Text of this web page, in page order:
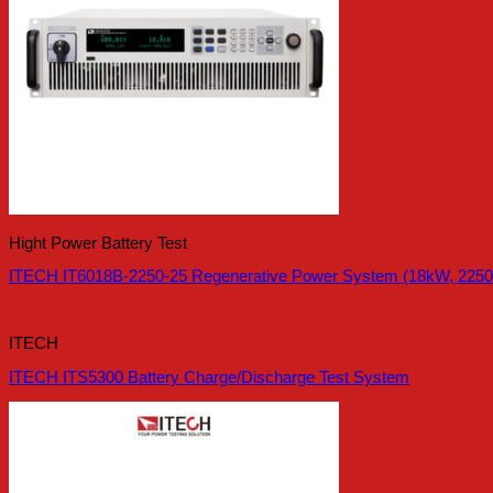
Hight Power Battery Test
ITECH IT6018B-2250-25 Regenerative Power System (18kW,
ITECH
ITECH ITS5300 Battery Charge/Discharge Test System